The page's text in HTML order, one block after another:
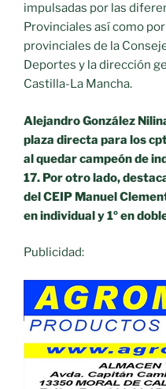
impulsadas por las
Provinciales así como
provinciales de la
Deportes y la dirección
Castilla-La Mancha.
Alejandro González
plaza directa para los
al quedar campeón de
17. Por otro lado,
del CEIP Manuel
en individual y 1º en
Publicidad: